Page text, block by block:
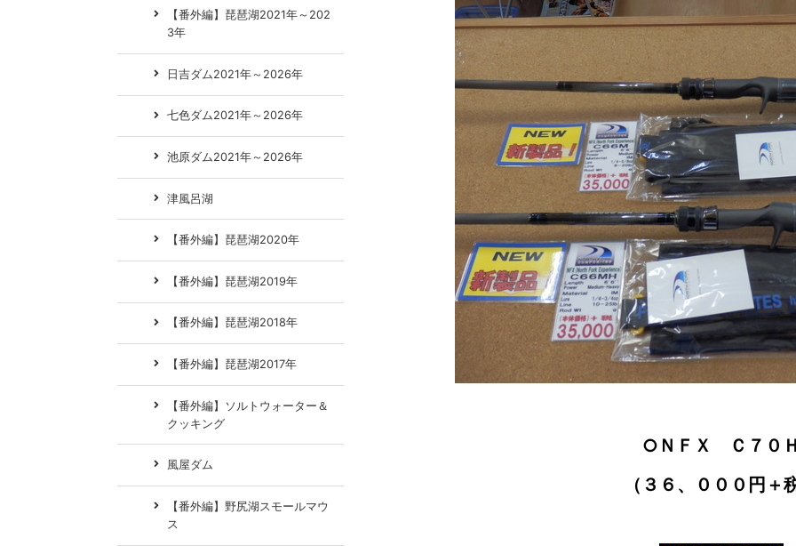
○ＮＦＸ Ｃ７０
（３６、０００円＋
【番外編】琵琶湖2021年～202
3年
日吉ダム2021年～2026年
七色ダム2021年～2026年
池原ダム2021年～2026年
津風呂湖
【番外編】琵琶湖2020年
【番外編】琵琶湖2019年
【番外編】琵琶湖2018年
【番外編】琵琶湖2017年
【番外編】ソルトウォーター＆
クッキング
風屋ダム
【番外編】野尻湖スモールマウ
ス